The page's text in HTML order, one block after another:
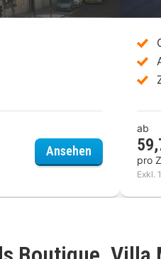
AnsehenHôtel Bristol
ab
pro
Exkl.